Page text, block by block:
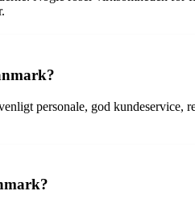
personale, god